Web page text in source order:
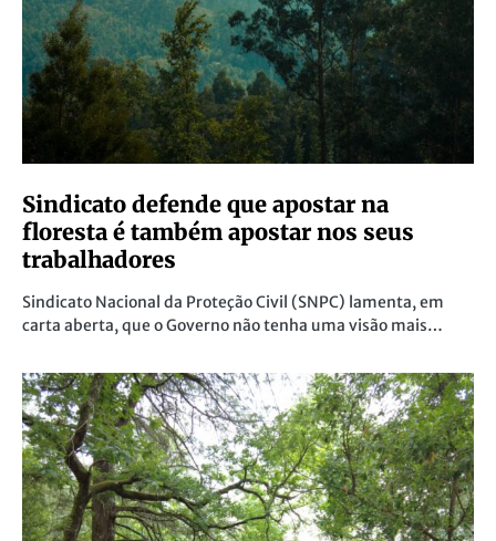
Sindicato defende que apostar na
floresta é também apostar nos seus
trabalhadores
Sindicato Nacional da Proteção Civil (SNPC) lamenta, em
carta aberta, que o Governo não tenha uma visão mais…